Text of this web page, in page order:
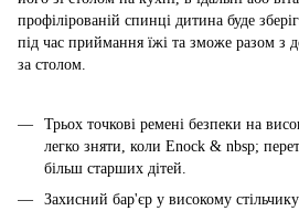
профілірованій спинці дитина буде
під час приймання їжі та зможе разом з
за столом.
Трьох точкові ремені безпеки на
легко зняти, коли Enock & nbsp;
більш старших дітей.
Захисний бар'єр у високому